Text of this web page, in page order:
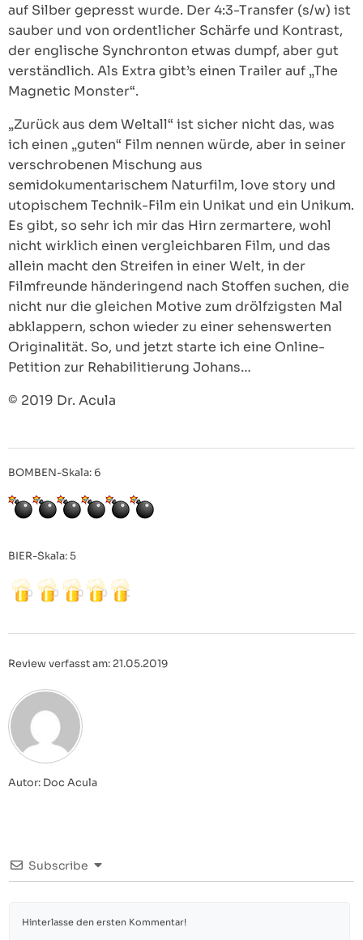
auf Silber gepresst wurde. Der 4:3-Transfer (s/w) ist
sauber und von ordentlicher Schärfe und Kontrast,
der englische Synchronton etwas dumpf, aber gut
verständlich. Als Extra gibt’s einen Trailer auf „The
Magnetic Monster“.
„Zurück aus dem Weltall“ ist sicher nicht das, was
ich einen „guten“ Film nennen würde, aber in seiner
verschrobenen Mischung aus
semidokumentarischem Naturfilm, love story und
utopischem Technik-Film ein Unikat und ein Unikum.
Es gibt, so sehr ich mir das Hirn zermartere, wohl
nicht wirklich einen vergleichbaren Film, und das
allein macht den Streifen in einer Welt, in der
Filmfreunde händeringend nach Stoffen suchen, die
nicht nur die gleichen Motive zum drölfzigsten Mal
abklappern, schon wieder zu einer sehenswerten
Originalität. So, und jetzt starte ich eine Online-
Petition zur Rehabilitierung Johans…
© 2019 Dr. Acula
BOMBEN-Skala: 6
BIER-Skala: 5
Review verfasst am: 21.05.2019
Autor: Doc Acula
Subscribe